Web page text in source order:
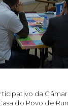
da
do Povo de